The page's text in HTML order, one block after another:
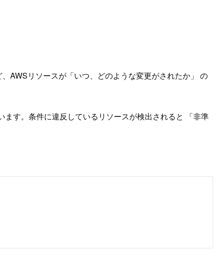
AWSリソースが「いつ、どのような変更がされたか」 の
す。条件に違反しているリソースが検出されると 「非準